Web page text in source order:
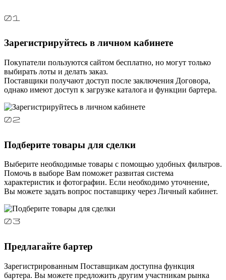
Зарегистрируйтесь в личном кабинете
Покупатели пользуются сайтом бесплатно, но могут только
выбирать лоты и делать заказ.
Поставщики получают доступ после заключения Договора,
однако имеют доступ к загрузке каталога и функции бартера.
Подберите товары для сделки
Выберите необходимые товары с помощью удобных фильтров.
Помочь в выборе Вам поможет развитая система
характеристик и фотографии. Если необходимо уточнение,
Вы можете задать вопрос поставщику через Личный кабинет.
Предлагайте бартер
Зарегистрированным Поставщикам доступна функция
бартера. Вы можете предложить другим участникам рынка